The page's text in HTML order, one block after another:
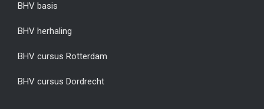
BHV basis
BHV herhaling
BHV cursus Rotterdam
BHV cursus Dordrecht